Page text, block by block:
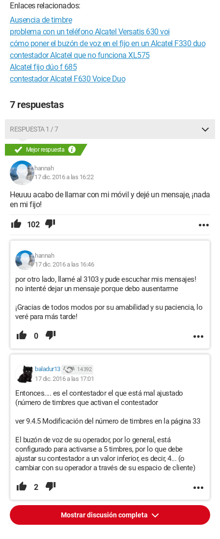
Enlaces relacionados:
Ausencia de timbre
problema con un teléfono Alcatel Versatis 630 voi
cómo poner el buzón de voz en el fijo en un Alcatel F330 duo
contestador Alcatel que no funciona XL575
Alcatel fijo dúo f 685
contestador Alcatel F630 Voice Duo
7 respuestas
RESPUESTA 1 / 7
Mejor respuesta
hannah
17 dic. 2016 a las 16:22
Heuuu acabo de llamar con mi móvil y dejé un mensaje, ¡nada
en mi fijo!
102
hannah
17 dic. 2016 a las 16:46
por otro lado, llamé al 3103 y pude escuchar mis mensajes!
no intenté dejar un mensaje porque debo ausentarme
¡Gracias de todos modos por su amabilidad y su paciencia, lo
veré para más tarde!
0
baladur13 14 392
17 dic. 2016 a las 17:01
Entonces.... es el contestador el que está mal ajustado
(número de timbres que activan el contestador
ver 9.4.5 Modificación del número de timbres en la página 33
El buzón de voz de su operador, por lo general, está
configurado para activarse a 5 timbres, por lo que debe
ajustar su contestador a un valor inferior, es decir, 4... (o
cambiar con su operador a través de su espacio de cliente)
2
Mostrar discusión completa